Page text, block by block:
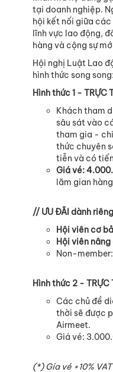
tại doanh nghiệp.
hội kết nối giữa
lĩnh vực lao động,
hàng và cộng sự
Hội nghị Luật Lao
hình thức song song:
Hình thức 1 - TRỰC
Khách tham
sâu sát vào
tham gia -
thức chuyên
tiễn và có
Giá vé:
lãm gian
// ƯU ĐÃI dành
Hội viên cơ
Hội viên
Non-
Hình thức 2 - TRỰC
Các chủ đề
thời sẽ được
Airmeet.
Giá vé:
(*) Gía vé +10%